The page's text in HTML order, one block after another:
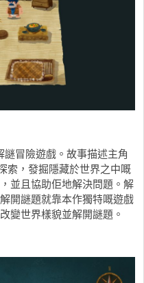
謎冒險遊戲。故事描述主角
索，發掘隱藏於世界之中嘅
並且協助佢地解決問題。解
開謎題就靠本作獨特嘅遊戲
變世界樣貌並解開謎題。